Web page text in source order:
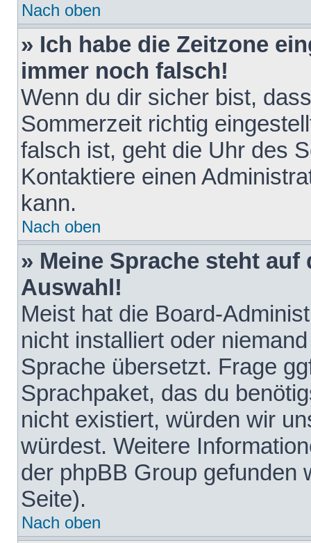
Nach oben
» Ich habe die Zeitzone
immer noch falsch!
Wenn du dir sicher bist,
Sommerzeit richtig
falsch ist, geht die Uhr des
Kontaktiere einen
kann.
Nach oben
» Meine Sprache steht
Auswahl!
Meist hat die Board-
nicht installiert oder
Sprache übersetzt. Frage
Sprachpaket, das du
nicht existiert, würden wir
würdest. Weitere
der phpBB Group gefunden
Seite).
Nach oben